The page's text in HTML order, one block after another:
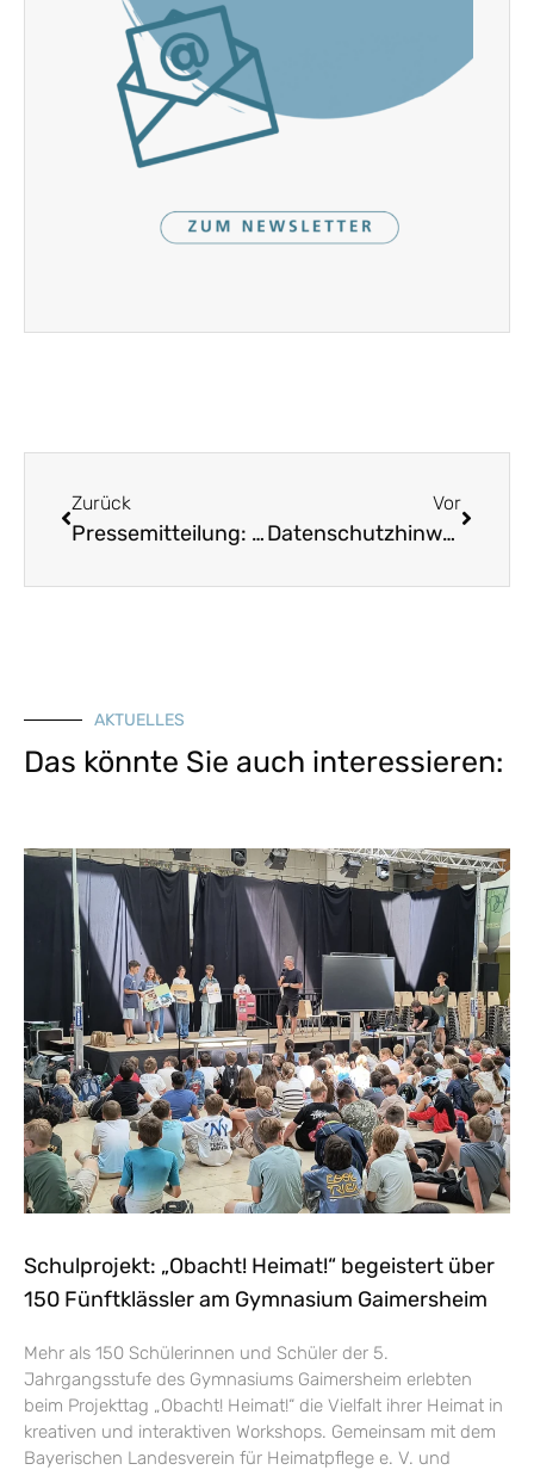
Zurück
Pressemitteilung: „Will der Landrat ein Problem aussitzen?“ – Nach wie vor kein Heimatpfleger im Landkreis Pfaffenhofen
Vor
Datenschutzhinweise für „Jugend macht Heimat“
AKTUELLES
Das könnte Sie auch interessieren:
Schulprojekt: „Obacht! Heimat!“ begeistert über
150 Fünftklässler am Gymnasium Gaimersheim
Mehr als 150 Schülerinnen und Schüler der 5.
Jahrgangsstufe des Gymnasiums Gaimersheim erlebten
beim Projekttag „Obacht! Heimat!“ die Vielfalt ihrer Heimat in
kreativen und interaktiven Workshops. Gemeinsam mit dem
Bayerischen Landesverein für Heimatpflege e. V. und